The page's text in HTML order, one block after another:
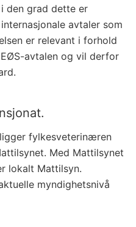
0
o
m
h
r
v
den grad dette er
avtaler som
er relevant i forhold
avtalen og vil derfor
fylkesveterinæren
Med Mattilsynet
lokalt Mattilsyn.
myndighetsnivå